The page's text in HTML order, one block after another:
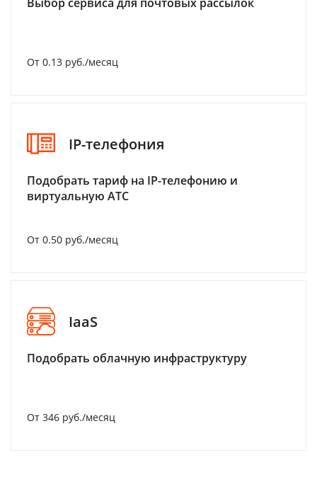
От 0.13 руб./месяц
IP-телефония
Подобрать тариф на IP-телефонию и
виртуальную АТС
От 0.50 руб./месяц
IaaS
Подобрать облачную инфраструктуру
От 346 руб./месяц